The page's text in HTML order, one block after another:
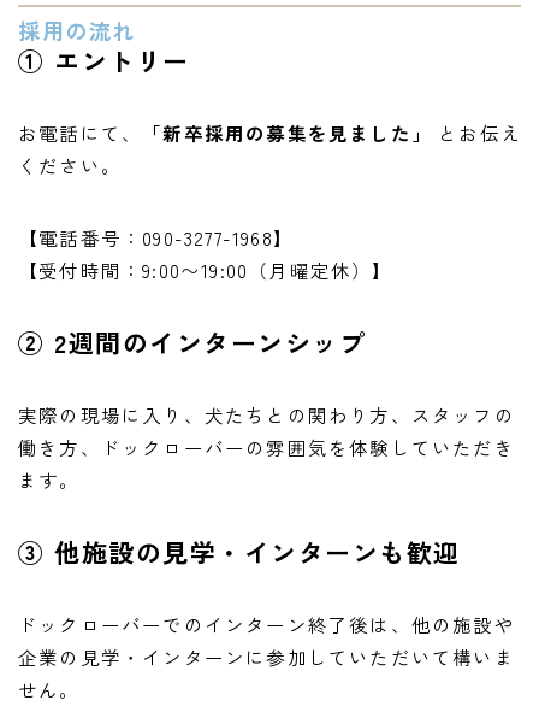
採用の流れ
① エントリー
お電話にて、 「新卒採用の募集を見ました」
とお伝え
ください。
【電話番号：090-3277-1968】
【受付時間：9:00〜19:00（月曜定休）】
② 2週間のインターンシップ
実際の現場に入り、犬たちとの関わり方、スタッフの
働き方、ドックローバーの雰囲気を体験していただき
ます。
③ 他施設の見学・インターンも歓迎
ドックローバーでのインターン終了後は、他の施設や
企業の見学・インターンに参加していただいて構いま
せん。